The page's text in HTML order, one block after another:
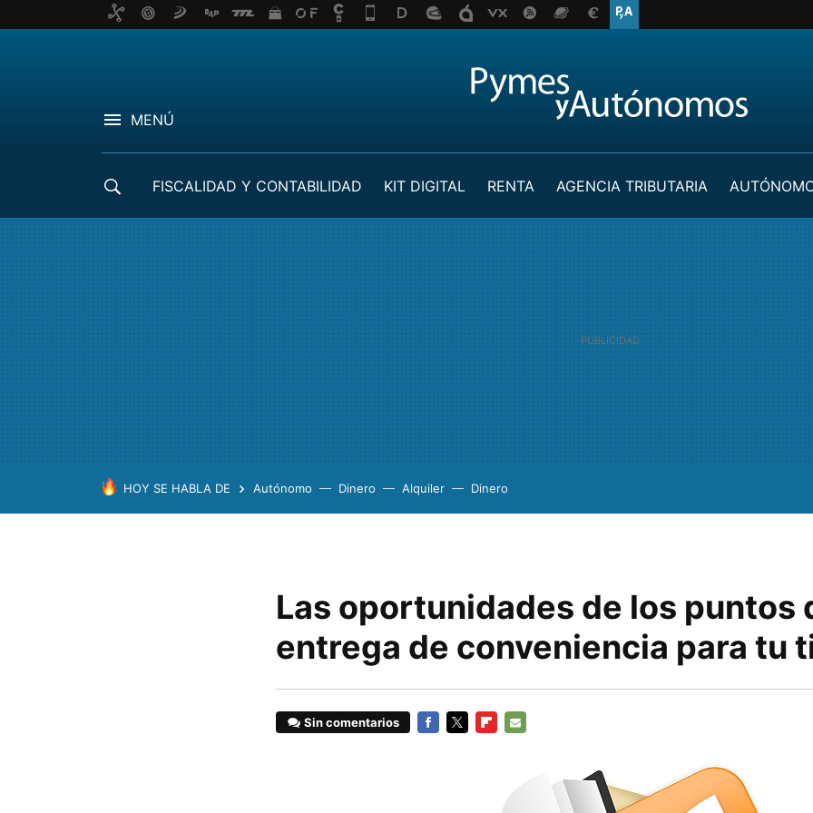
MENÚ
FISCALIDAD Y CONTABILIDAD KIT DIGITAL RENTA AGENCIA TRIBUTARIA
HOY SE HABLA DE Autónomo Dinero Alquiler Dinero
Las oportunidades de los puntos
entrega de conveniencia para tu
Sin comentarios